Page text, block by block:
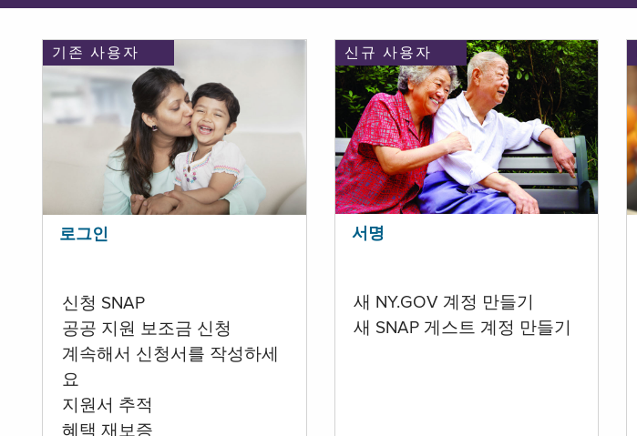
기존 사용자
로그인
신청 SNAP
공공 지원 보조금 신청
계속해서 신청서를 작성하세
요
지원서 추적
혜택 재보증
신규 사용자
서명
새 NY.GOV 계정 만들기
새 SNAP 게스트 계정 만들기